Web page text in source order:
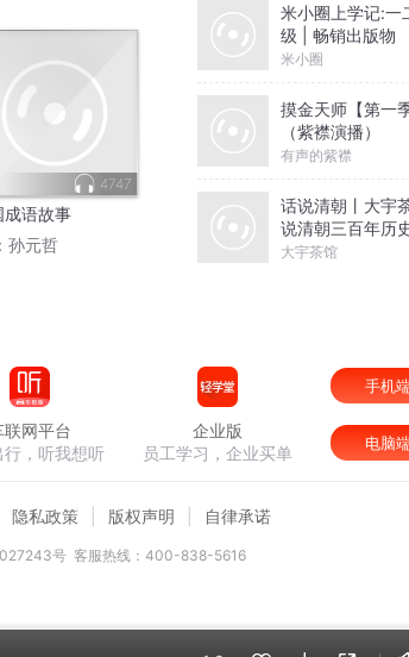
4747
成语故事
孙元哲
米小圈上学记:一
级 | 畅销出版物
米小圈
摸金天师【第一季
（紫襟演播）
有声的紫襟
话说清朝丨大宇
说清朝三百年历
尔哈赤到末代皇
大宇茶馆
联网平台
行，听我想听
企业版
员工学习，企业买单
手机
电脑
隐私政策 版权声明 自律承诺
号 客服热线：400-838-5616